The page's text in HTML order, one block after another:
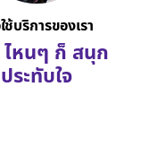
ช้บริการของเรา
หนๆ ก็ สนุก
ประทับใจ